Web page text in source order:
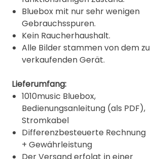
Bluebox mit nur sehr wenigen
Gebrauchsspuren.
Kein Raucherhaushalt.
Alle Bilder stammen von dem zu
verkaufenden Gerät.
Lieferumfang:
1010music Bluebox,
Bedienungsanleitung (als PDF),
Stromkabel
Differenzbesteuerte Rechnung
+ Gewährleistung